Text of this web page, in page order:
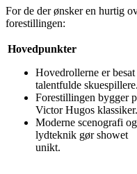
For de der ønsker en hurtig
forestillingen:
Hovedpunkter
Hovedrollerne er
talentfulde skuespillere.
Forestillingen bygger
Victor Hugos klassiker.
Moderne scenografi og
lydteknik gør showet
unikt.